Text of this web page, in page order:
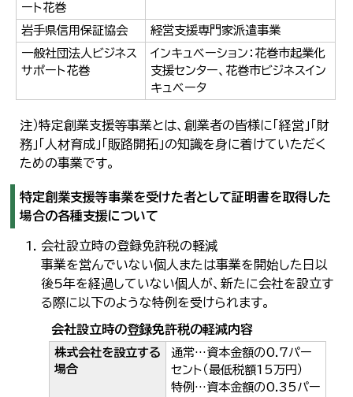
ート花巻
岩手県信用保証協会
経営支援専門家派遣事業
一般社団法人ビジネス
サポート花巻
インキュベーション：花巻市起業化
支援センター、花巻市ビジネスイン
キュベータ
注）特定創業支援等事業とは、創業者の皆様に「経営」「財
務」「人材育成」「販路開拓」の知識を身に着けていただく
ための事業です。
特定創業支援等事業を受けた者として証明書を取得した
場合の各種支援について
会社設立時の登録免許税の軽減
事業を営んでいない個人または事業を開始した日以
後5年を経過していない個人が、新たに会社を設立す
る際に以下のような特例を受けられます。
会社設立時の登録免許税の軽減内容
株式会社を設立する
場合
通常…資本金額の0.7パー
セント（最低税額15万円）
特例…資本金額の0.35パー